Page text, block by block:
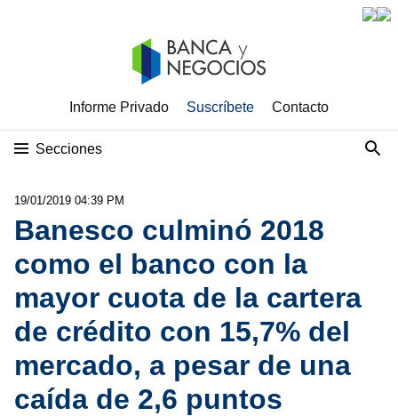
Informe Privado Suscríbete Contacto
Secciones
19/01/2019 04:39 PM
Banesco culminó 2018
como el banco con la
mayor cuota de la cartera
de crédito con 15,7% del
mercado, a pesar de una
caída de 2,6 puntos